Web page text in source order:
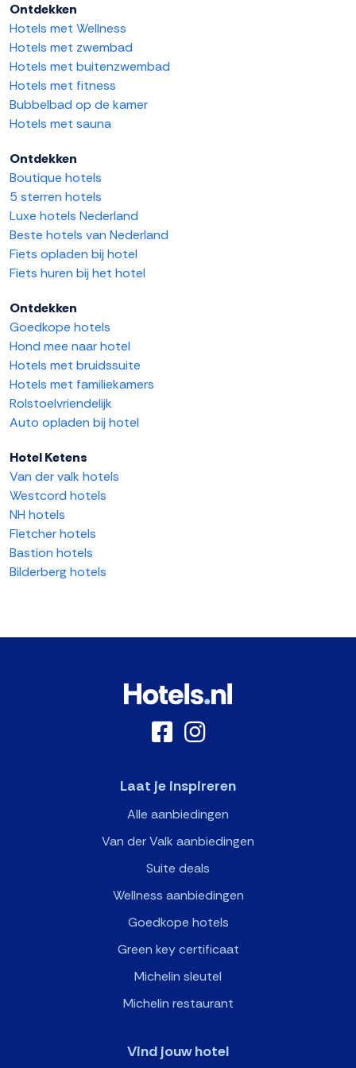
Ontdekken
Hotels met Wellness
Hotels met zwembad
Hotels met buitenzwembad
Hotels met fitness
Bubbelbad op de kamer
Hotels met sauna
Ontdekken
Boutique hotels
5 sterren hotels
Luxe hotels Nederland
Beste hotels van Nederland
Fiets opladen bij hotel
Fiets huren bij het hotel
Ontdekken
Goedkope hotels
Hond mee naar hotel
Hotels met bruidssuite
Hotels met familiekamers
Rolstoelvriendelijk
Auto opladen bij hotel
Hotel Ketens
Van der valk hotels
Westcord hotels
NH hotels
Fletcher hotels
Bastion hotels
Bilderberg hotels
Laat je inspireren
Alle aanbiedingen
Van der Valk aanbiedingen
Suite deals
Wellness aanbiedingen
Goedkope hotels
Green key certificaat
Michelin sleutel
Michelin restaurant
Vind jouw hotel